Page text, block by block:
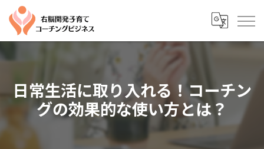
日常生活に取り入れる！コーチン
グの効果的な使い方とは？